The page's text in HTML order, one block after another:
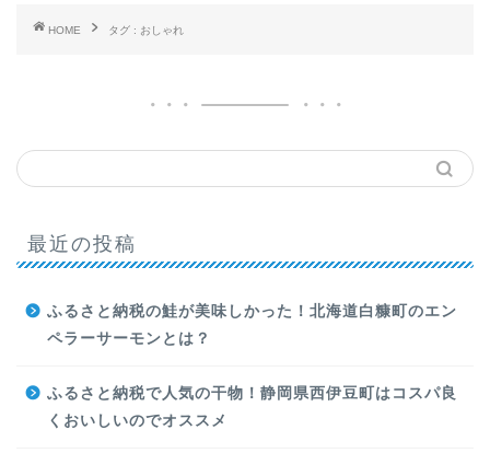
HOME タグ : おしゃれ
最近の投稿
ふるさと納税の鮭が美味しかった！北海道白糠町のエン
ペラーサーモンとは？
ふるさと納税で人気の干物！静岡県西伊豆町はコスパ良
くおいしいのでオススメ